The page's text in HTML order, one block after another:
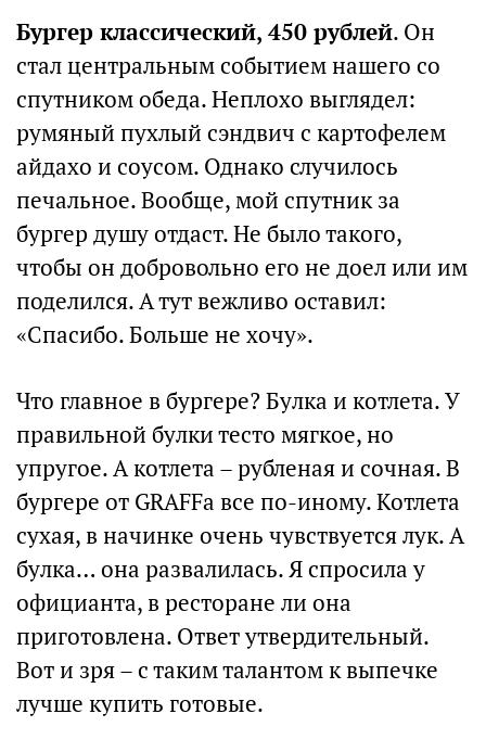
Бургер классический, 450 рублей. Он
стал центральным событием нашего со
спутником обеда. Неплохо выглядел:
румяный пухлый сэндвич с картофелем
айдахо и соусом. Однако случилось
печальное. Вообще, мой спутник за
бургер душу отдаст. Не было такого,
чтобы он добровольно его не доел или им
поделился. А тут вежливо оставил:
«Спасибо. Больше не хочу».
Что главное в бургере? Булка и котлета. У
правильной булки тесто мягкое, но
упругое. А котлета – рубленая и сочная. В
бургере от GRAFFa все по-иному. Котлета
сухая, в начинке очень чувствуется лук. А
булка… она развалилась. Я спросила у
официанта, в ресторане ли она
приготовлена. Ответ утвердительный.
Вот и зря – с таким талантом к выпечке
лучше купить готовые.